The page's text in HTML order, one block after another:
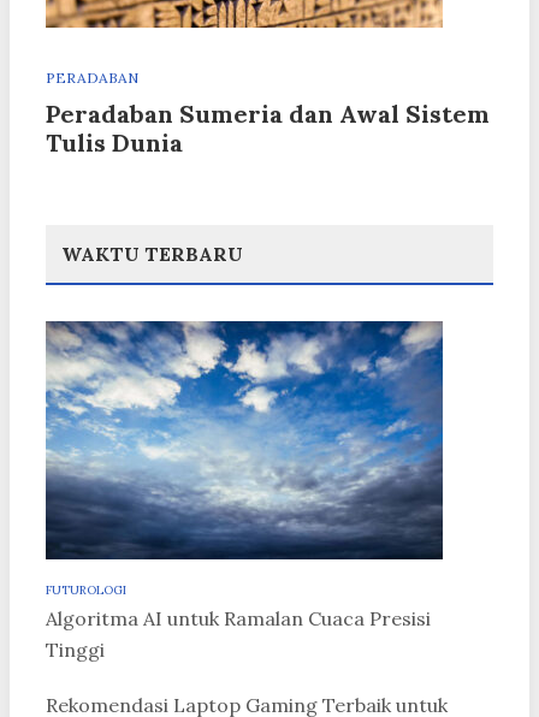
PERADABAN
Peradaban Sumeria dan Awal Sistem
Tulis Dunia
WAKTU TERBARU
FUTUROLOGI
Algoritma AI untuk Ramalan Cuaca Presisi
Tinggi
Rekomendasi Laptop Gaming Terbaik untuk